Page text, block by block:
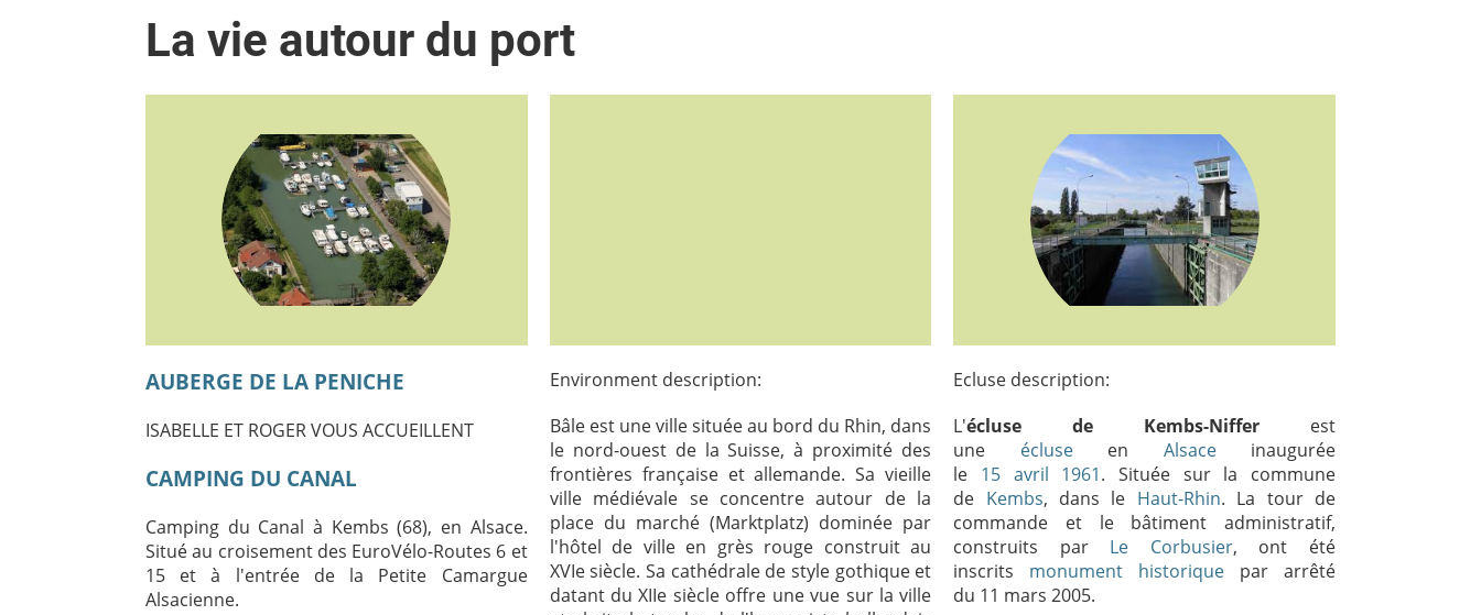
La vie autour du port
AUBERGE DE LA PENICHE
ISABELLE ET ROGER VOUS ACCUEILLENT
CAMPING DU CANAL
Camping du Canal à Kembs (68), en Alsace.
Situé au croisement des EuroVélo-Routes 6 et
15 et à l'entrée de la Petite Camargue
Alsacienne.
Environment description:
Bâle est une ville située au bord du Rhin, dans
le nord-ouest de la Suisse, à proximité des
frontières française et allemande. Sa vieille
ville médiévale se concentre autour de la
place du marché (Marktplatz) dominée par
l'hôtel de ville en grès rouge construit au
XVIe siècle. Sa cathédrale de style gothique et
datant du XIIe siècle offre une vue sur la ville
Ecluse description:
L'écluse de Kembs-Niffer est
une écluseen Alsaceinaugurée
le 15 avril 1961. Située sur la commune
de Kembs, dans le Haut-Rhin. La tour de
commande et le bâtiment administratif,
construits par Le Corbusier, ont été
inscrits monument historique par arrêté
du 11 mars 2005.